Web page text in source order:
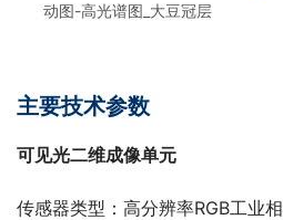
动图-高光谱图_大豆冠层
主要技术参数
可见光二维成像单元
传感器类型：高分辨率RGB工业